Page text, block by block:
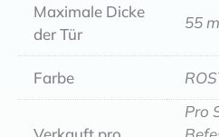
Maximale Dicke
der Tür
55
Farbe
Pro